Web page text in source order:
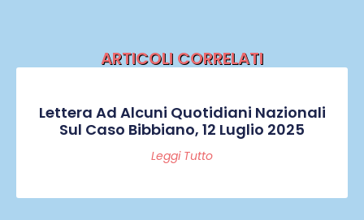
ARTICOLI CORRELATI
Lettera Ad Alcuni Quotidiani Nazionali
Sul Caso Bibbiano, 12 Luglio 2025
Leggi Tutto